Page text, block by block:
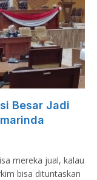
Besar Jadi
mereka jual, kalau
bisa dituntaskan